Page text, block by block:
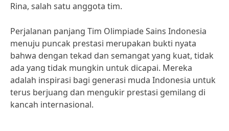
Rina, salah satu anggota tim.
Perjalanan panjang Tim Olimpiade Sains Indonesia
menuju puncak prestasi merupakan bukti nyata
bahwa dengan tekad dan semangat yang kuat, tidak
ada yang tidak mungkin untuk dicapai. Mereka
adalah inspirasi bagi generasi muda Indonesia untuk
terus berjuang dan mengukir prestasi gemilang di
kancah internasional.